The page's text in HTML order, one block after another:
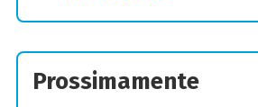
Prossimamente